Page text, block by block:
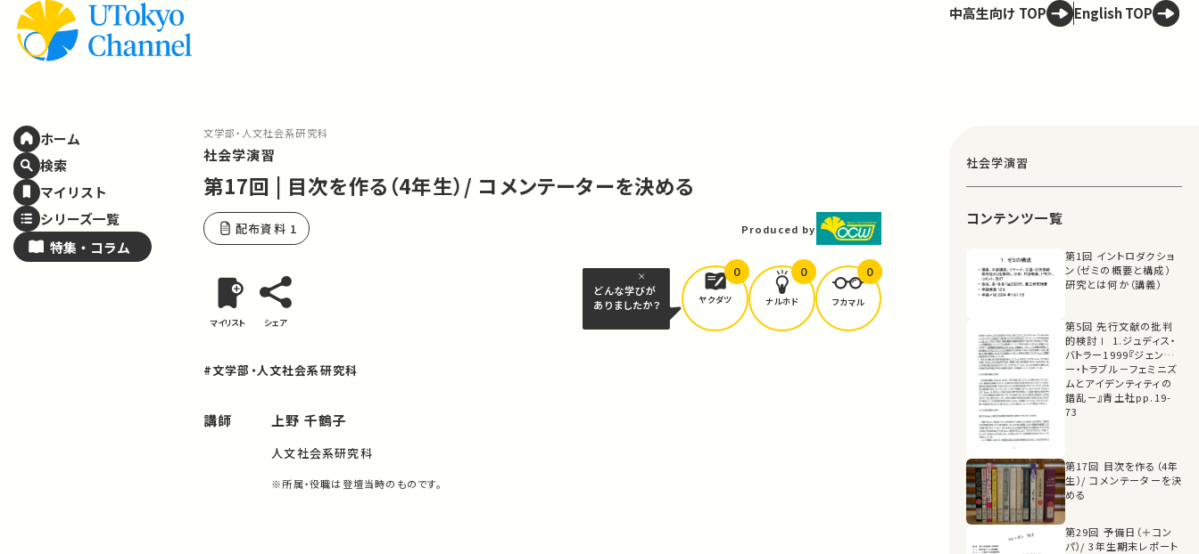
ホーム
検索
マイリスト
シリーズ一覧
特集・ コラム
中高生向け TOP English TOP
文学部・人文社会系研究科
社会学演習
第17回 | 目次を作る（4年生）/ コメンテーターを決める
配布資料 1 Produced by
マイリスト シェア
どんな学びが
ありましたか？
ヤクダツ
0
ナルホド
0
フカマル
0
#文学部・人文社会系研究科
講師 上野 千鶴子
人文社会系研究科
※所属・役職は登壇当時のものです。
社会学演習
コンテンツ一覧
第1回 イントロダクショ
ン（ゼミの概要と構成）
研究とは何か（講義）
第5回 先行文献の批判
的検討Ⅰ 1.ジュディス・
バトラー1999『ジェンダ
ー・トラブル－フェミニズ
ムとアイデンティティの
錯乱－』青土社pp.19-
73
第17回 目次を作る（4年
生）/ コメンテーターを決
める
第29回 予備日（＋コン
パ）/ 3年生期末レポート